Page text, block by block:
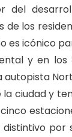
del
los
es icónico
y en
ciudad y